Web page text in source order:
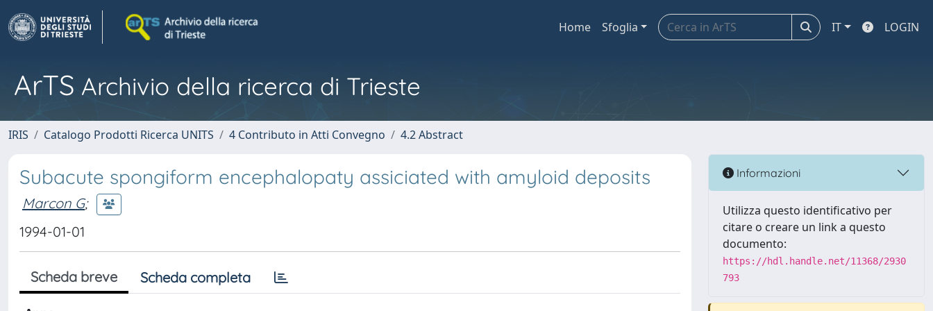
Home Sfoglia IT LOGIN
ArTS Archivio della ricerca di Trieste
IRIS Catalogo Prodotti Ricerca UNITS 4 Contributo in Atti Convegno 4.2 Abstract
Subacute spongiform encephalopaty assiciated with amyloid deposits
Marcon G;
1994-01-01
Scheda breve Scheda completa
Informazioni
Utilizza questo identificativo per
citare o creare un link a questo
documento:
https://hdl.handle.net/11368/2930
793